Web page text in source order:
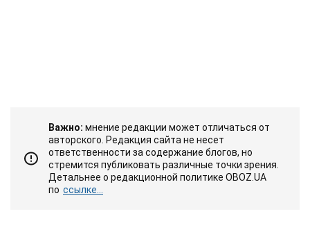
Важно: мнение редакции может отличаться от
авторского. Редакция сайта не несет
ответственности за содержание блогов, но
стремится публиковать различные точки зрения.
Детальнее о редакционной политике OBOZ.UA
по ссылке...